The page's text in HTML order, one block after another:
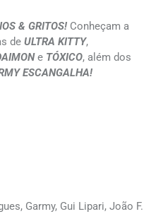
& GRITOS! Conheçam a
de ULTRA KITTY,
e TÓXICO, além dos
ESCANGALHA!
Garmy, Gui Lipari, João F.